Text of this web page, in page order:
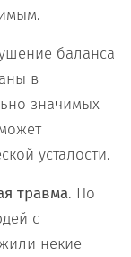
баланса
в
значимых
усталости.
травма. По
с
некие